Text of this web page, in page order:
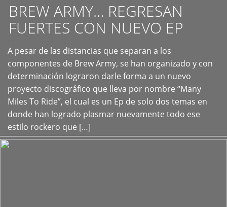
BREW ARMY… REGRESAN
FUERTES CON NUEVO EP
A pesar de las distancias que separan a los
componentes de Brew Army, se han organizado y con
determinación lograron darle forma a un nuevo
proyecto discográfico que lleva por nombre “Many
Miles To Ride”, el cual es un Ep de solo dos temas en
donde han logrado plasmar nuevamente todo ese
estilo rockero que […]
+